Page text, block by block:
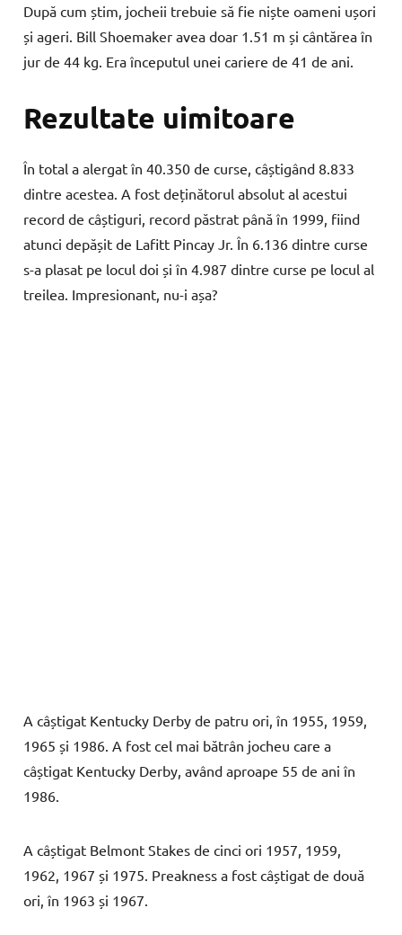
După cum știm, jocheii trebuie să fie niște oameni ușori
și ageri. Bill Shoemaker avea doar 1.51 m și cântărea în
jur de 44 kg. Era începutul unei cariere de 41 de ani.
Rezultate uimitoare
În total a alergat în 40.350 de curse, câștigând 8.833
dintre acestea. A fost deținătorul absolut al acestui
record de câștiguri, record păstrat până în 1999, fiind
atunci depășit de Lafitt Pincay Jr. În 6.136 dintre curse
s-a plasat pe locul doi și în 4.987 dintre curse pe locul al
treilea. Impresionant, nu-i așa?
A câștigat Kentucky Derby de patru ori, în 1955, 1959,
1965 și 1986. A fost cel mai bătrân jocheu care a
câștigat Kentucky Derby, având aproape 55 de ani în
1986.
A câștigat Belmont Stakes de cinci ori 1957, 1959,
1962, 1967 și 1975. Preakness a fost câștigat de două
ori, în 1963 și 1967.